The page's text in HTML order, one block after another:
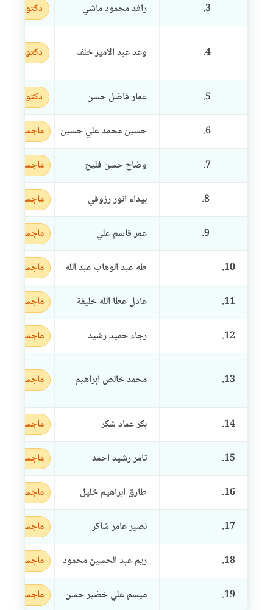
3. رافد محمود ماشي دكتوراه
4. وعد عبد الامير خلف دكتوراه
5. عمار فاضل حسن دكتوراه
6. حسين محمد علي حسين ماجستير
7. وضاح حسن فليح ماجستير
8. بيداء انور رزوقي ماجستير
9. عمر قاسم علي ماجستير
10. طه عبد الوهاب عبد الله ماجستير
11. عادل عطا الله خليفة ماجستير
12. رجاء حميد رشيد ماجستير
13. محمد خالص ابراهيم ماجستير
14. بكر عماد شكر ماجستير
15. ثامر رشيد احمد ماجستير
16. طارق ابراهيم خليل ماجستير
17. نصير عامر شاكر ماجستير
18. ريم عبد الحسين محمود ماجستير
19. ميسم علي خضير حسن ماجستير